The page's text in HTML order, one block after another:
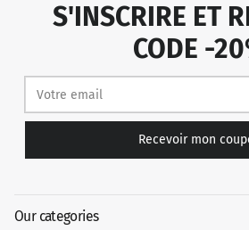
S'INSCRIRE ET
CODE -
Recevoir mon
Our categories